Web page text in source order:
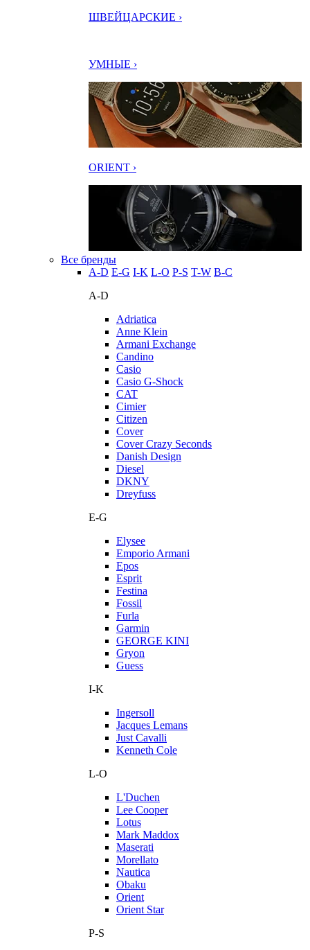
ШВЕЙЦАРСКИЕ ›
УМНЫЕ ›
ORIENT ›
Все бренды
A-D E-G I-K L-O P-S T-W В-С
A-D
Adriatica
Anne Klein
Armani Exchange
Candino
Casio
Casio G-Shock
CAT
Cimier
Citizen
Cover
Cover Crazy Seconds
Danish Design
Diesel
DKNY
Dreyfuss
E-G
Elysee
Emporio Armani
Epos
Esprit
Festina
Fossil
Furla
Garmin
GEORGE KINI
Gryon
Guess
I-K
Ingersoll
Jacques Lemans
Just Cavalli
Kenneth Cole
L-O
L'Duchen
Lee Cooper
Lotus
Mark Maddox
Maserati
Morellato
Nautica
Obaku
Orient
Orient Star
P-S